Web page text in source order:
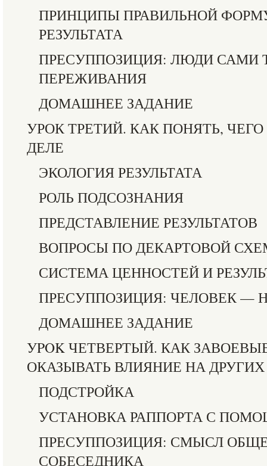
ПРИНЦИПЫ ПРАВИЛЬНОЙ
РЕЗУЛЬТАТА
ПРЕСУППОЗИЦИЯ: ЛЮДИ САМИ
ПЕРЕЖИВАНИЯ
ДОМАШНЕЕ ЗАДАНИЕ
УРОК ТРЕТИЙ. КАК ПОНЯТЬ,
ДЕЛЕ
ЭКОЛОГИЯ РЕЗУЛЬТАТА
РОЛЬ ПОДСОЗНАНИЯ
ПРЕДСТАВЛЕНИЕ РЕЗУЛЬТАТОВ
ВОПРОСЫ ПО ДЕКАРТОВОЙ
СИСТЕМА ЦЕННОСТЕЙ И
ПРЕСУППОЗИЦИЯ: ЧЕЛОВЕК —
ДОМАШНЕЕ ЗАДАНИЕ
УPOK ЧЕТВЕРТЫЙ. КАК
ОКАЗЫВАТЬ ВЛИЯНИЕ НА ДРУГИХ
ПОДСТРОЙКА
УСТАНОВКА РАППОРТА С
ПРЕСУППОЗИЦИЯ: СМЫСЛ
СОБЕСЕДНИКА